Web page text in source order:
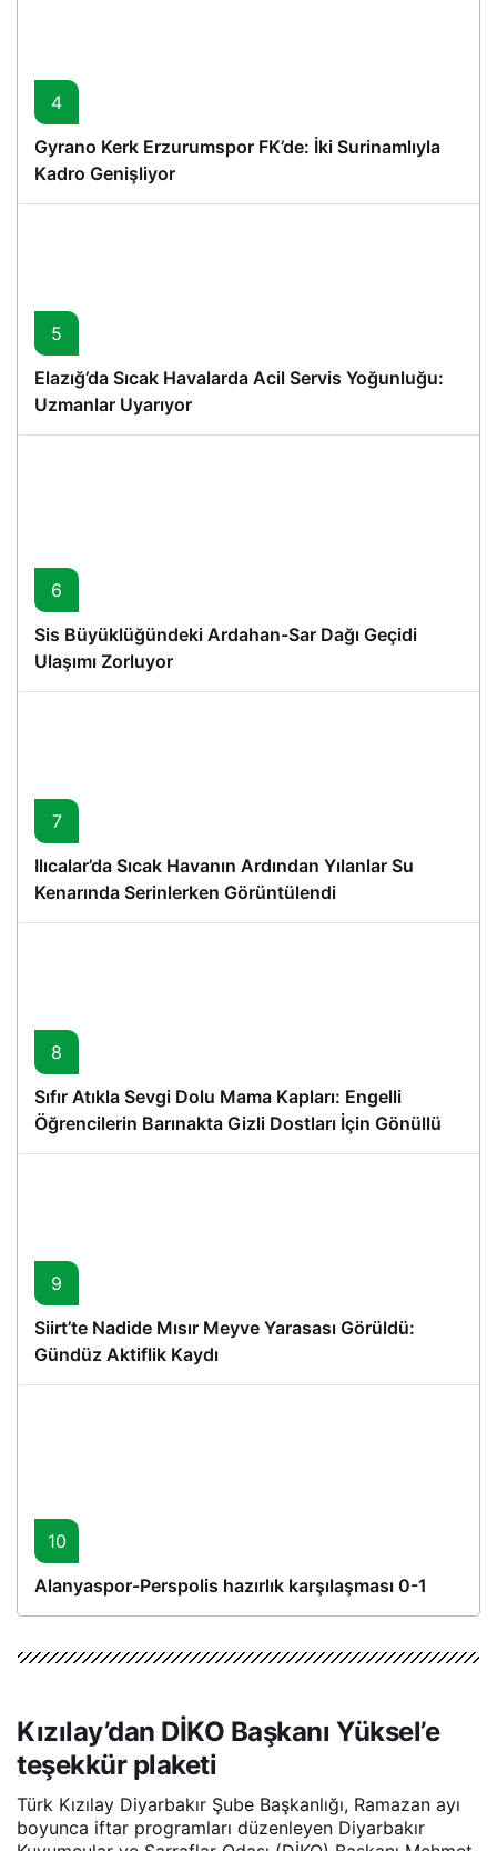
4
Gyrano Kerk Erzurumspor FK’de: İki Surinamlıyla
Kadro Genişliyor
5
Elazığ’da Sıcak Havalarda Acil Servis Yoğunluğu:
Uzmanlar Uyarıyor
6
Sis Büyüklüğündeki Ardahan-Sar Dağı Geçidi
Ulaşımı Zorluyor
7
Ilıcalar’da Sıcak Havanın Ardından Yılanlar Su
Kenarında Serinlerken Görüntülendi
8
Sıfır Atıkla Sevgi Dolu Mama Kapları: Engelli
Öğrencilerin Barınakta Gizli Dostları İçin Gönüllü
Proje
9
Siirt’te Nadide Mısır Meyve Yarasası Görüldü:
Gündüz Aktiflik Kaydı
10
Alanyaspor-Perspolis hazırlık karşılaşması 0-1
Kızılay’dan DİKO Başkanı Yüksel’e
teşekkür plaketi
Türk Kızılay Diyarbakır Şube Başkanlığı, Ramazan ayı
boyunca iftar programları düzenleyen Diyarbakır